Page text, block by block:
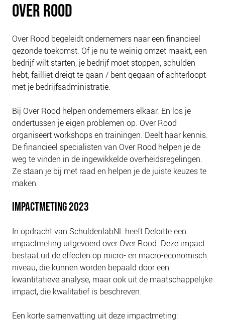
PLINKR NAZORG
DOORBRAAKMETHODE
COLLECTIEF SCHULDREGELEN
DE VOORZIENINGENWIJZER
NEDERLANDSE SCHULDHULPROUTE (NSR)
OVER ONS
VISIE EN MISSIE
HET TEAM
ONZE PARTNERS
VACATURES
OVER NCFG
NIEUWS
BLOGS
OVER ROOD
Over Rood begeleidt ondernemers naar een financieel
gezonde toekomst. Of je nu te weinig omzet maakt, een
bedrijf wilt starten, je bedrijf moet stoppen, schulden
hebt, failliet dreigt te gaan / bent gegaan of achterloopt
met je bedrijfsadministratie.
Bij Over Rood helpen ondernemers elkaar. En los je
ondertussen je eigen problemen op. Over Rood
organiseert workshops en trainingen. Deelt haar kennis.
De financieel specialisten van Over Rood helpen je de
weg te vinden in de ingewikkelde overheidsregelingen.
Ze staan je bij met raad en helpen je de juiste keuzes te
maken.
IMPACTMETING 2023
In opdracht van SchuldenlabNL heeft Deloitte een
impactmeting uitgevoerd over Over Rood. Deze impact
bestaat uit de effecten op micro- en macro-economisch
niveau, die kunnen worden bepaald door een
kwantitatieve analyse, maar ook uit de maatschappelijke
impact, die kwalitatief is beschreven.
Een korte samenvatting uit deze impactmeting: